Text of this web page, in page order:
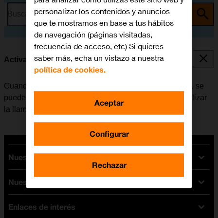
Busca por problema o tema
Activar o desactivar la llamada en espera
Cuando la función de llamada en espera está activada, se
puede responder una nueva llamada sin tener que finalizar
la llamada en curso.
Nuestras tarifas
Tarifas Orange
Tarifas fibra y móvil
Tarifas móviles
Nuestros dispositivos
Ofertas en móviles
Enlaces de interés
personalizar los contenidos y anuncios
que te mostramos en base a tus hábitos
de navegación (páginas visitadas,
frecuencia de acceso, etc) Si quieres
saber más, echa un vistazo a nuestra
política de cookies.
Configurar
Rechazar
Aceptar